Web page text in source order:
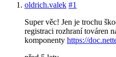
oldrich.valek #1
Super věc! Jen je trochu
registraci rozhraní továren
komponenty https://